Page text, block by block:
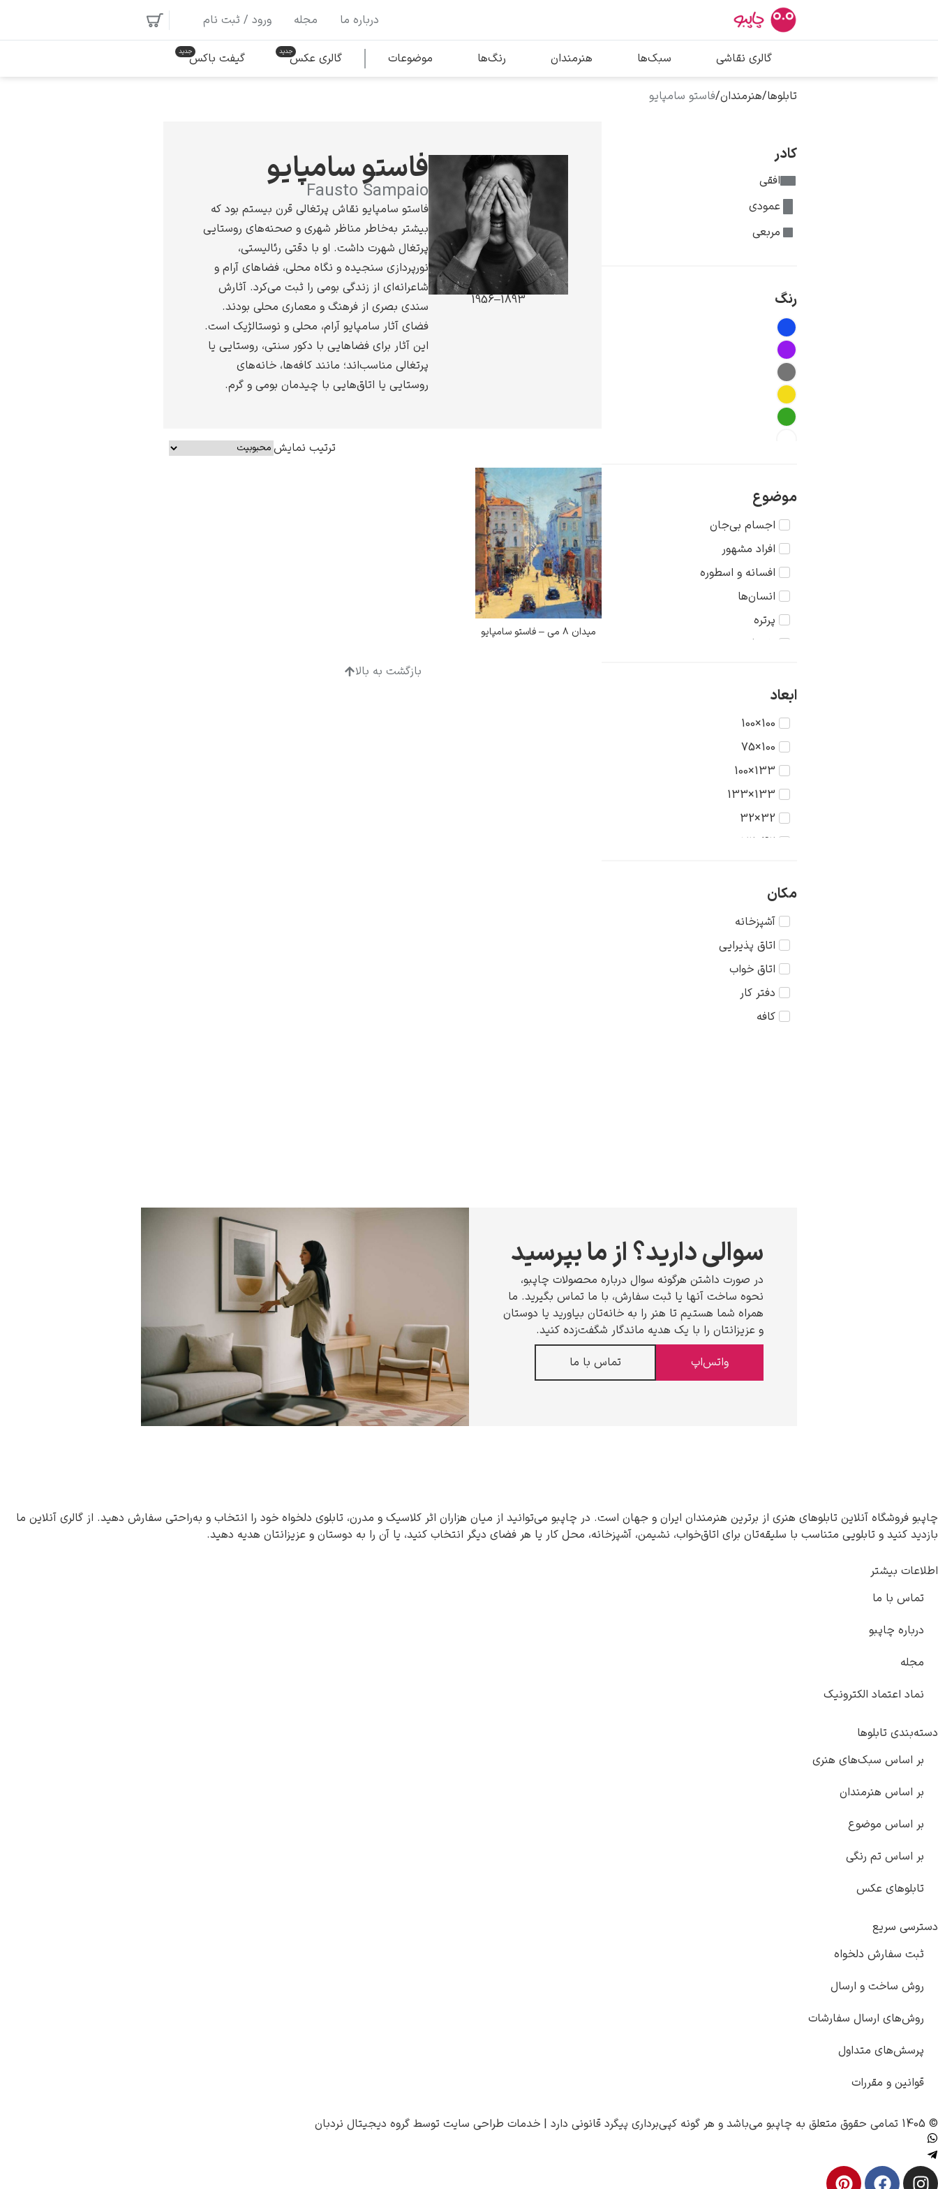
بیشترین جستجوها
پیکاسو
تابلو بوسه
محبوب‌ترین هنرمندان
ونسان ون گوگ
کامی پیسارو
ادوارد هاپر
درباره ما مجله ورود / ثبت نام
گالری نقاشی سبک‌ها هنرمندان رنگ‌ها موضوعات گالری عکس گیفت باکس
تابلوها/هنرمندان/فاستو سامپایو
کادر
افقی
عمودی
مربعی
رنگ
موضوع
اجسام بی‌جان
افراد مشهور
افسانه و اسطوره
انسان‌ها
پرتره
تاریخ
حیوانات
دریا
دورنما
دوشیزگان
رنگ‌ها
روستا
سکون
عشق
غرب وحشی
کودک
مذهبی
منظره
ابعاد
100×100
100×75
133×100
133×133
32×32
42×32
56×42
56×56
75×56
75×75
مکان
آشپزخانه
اتاق پذیرایی
اتاق خواب
دفتر کار
کافه
1893–1956
فاستو سامپایو
Fausto Sampaio
فاستو سامپایو نقاش پرتغالی قرن بیستم بود که
بیشتر به‌خاطر مناظر شهری و صحنه‌های روستایی
پرتغال شهرت داشت. او با دقتی رئالیستی،
نورپردازی سنجیده و نگاه محلی، فضاهای آرام و
شاعرانه‌ای از زندگی بومی را ثبت می‌کرد. آثارش
سندی بصری از فرهنگ و معماری محلی بودند.
فضای آثار سامپایو آرام، محلی و نوستالژیک است.
این آثار برای فضاهایی با دکور سنتی، روستایی یا
پرتغالی مناسب‌اند؛ مانند کافه‌ها، خانه‌های
روستایی یا اتاق‌هایی با چیدمان بومی و گرم.
ترتیب نمایش
میدان ۸ می – فاستو سامپایو
بازگشت به بالا
سوالی دارید؟ از ما بپرسید
در صورت داشتن هرگونه سوال درباره محصولات چاپبو،
نحوه ساخت آنها یا ثبت سفارش، با ما تماس بگیرید. ما
همراه شما هستیم تا هنر را به خانه‌تان بیاورید یا دوستان
و عزیزانتان را با یک هدیه ماندگار شگفت‌زده کنید.
واتس‌اپ
تماس با ما
چاپبو فروشگاه آنلاین تابلوهای هنری از برترین هنرمندان ایران و جهان است. در چاپبو می‌توانید از میان هزاران اثر کلاسیک و مدرن، تابلوی دلخواه خود را انتخاب و به‌راحتی سفارش دهید. از گالری آنلاین ما
بازدید کنید و تابلویی متناسب با سلیقه‌تان برای اتاق‌خواب، نشیمن، آشپزخانه، محل کار یا هر فضای دیگر انتخاب کنید، یا آن را به دوستان و عزیزانتان هدیه دهید.
اطلاعات بیشتر
تماس با ما
درباره چاپبو
مجله
نماد اعتماد الکترونیک
دسته‌بندی تابلوها
بر اساس سبک‌های هنری
بر اساس هنرمندان
بر اساس موضوع
بر اساس تم رنگی
تابلوهای عکس
دسترسی سریع
ثبت سفارش دلخواه
روش ساخت و ارسال
روش‌های ارسال سفارشات
پرسش‌های متداول
قوانین و مقررات
© 1405 تمامی حقوق متعلق به چاپبو می‌باشد و هر گونه کپی‌برداری پیگرد قانونی دارد | خدمات طراحی سایت توسط گروه دیجیتال نردبان